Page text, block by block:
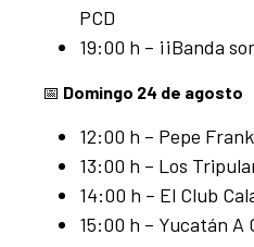
PCD
19:00 h – ¡¡Banda
📅 Domingo 24 de agosto
12:00 h – Pepe Frank
13:00 h – Los
14:00 h – El Club
15:00 h – Yucatán A